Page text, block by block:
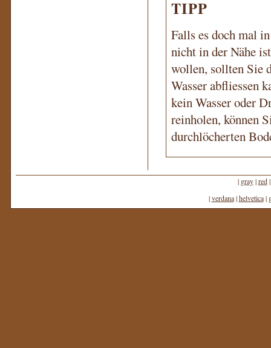
TIPP
Falls es doch mal
nicht in der Nähe
wollen, sollten Sie
Wasser abfliessen
kein Wasser oder
reinholen, können
durchlöcherten
| gray|red
|verdana|helvetica|